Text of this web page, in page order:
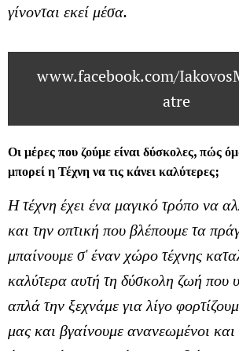
γίνονται εκεί μέσα.
www.facebook.com/
atre
Οι μέρες που ζούμε είναι δύσκολες, πώς
μπορεί η Τέχνη να τις κάνει καλύτερες;
Η τέχνη έχει ένα μαγικό τρόπο να
και την οπτική που βλέπουμε τα
μπαίνουμε σ' έναν χώρο τέχνης
καλύτερα αυτή τη δύσκολη ζωή που
απλά την ξεχνάμε για λίγο
μας και βγαίνουμε ανανεωμένοι